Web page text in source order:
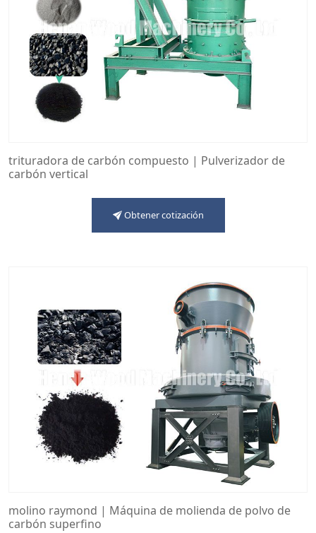
trituradora de carbón compuesto | Pulverizador de
carbón vertical
Obtener cotización
molino raymond | Máquina de molienda de polvo de
carbón superfino